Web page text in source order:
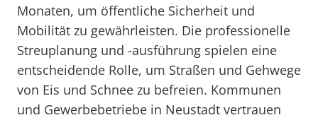
Monaten, um öffentliche Sicherheit und
Mobilität zu gewährleisten. Die professionelle
Streuplanung und -ausführung spielen eine
entscheidende Rolle, um Straßen und Gehwege
von Eis und Schnee zu befreien. Kommunen
und Gewerbebetriebe in Neustadt vertrauen